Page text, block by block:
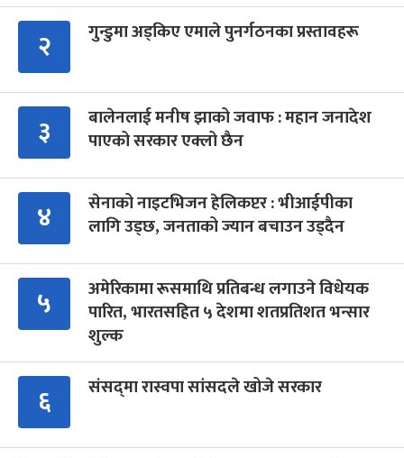
२ गुन्डुमा अड्किए एमाले पुनर्गठनका प्रस्तावहरू
३
बालेनलाई मनीष झाको जवाफ : महान जनादेश
पाएको सरकार एक्लो छैन
४
सेनाको नाइटभिजन हेलिकप्टर : भीआईपीका
लागि उड्छ, जनताको ज्यान बचाउन उड्दैन
५
अमेरिकामा रूसमाथि प्रतिबन्ध लगाउने विधेयक
पारित, भारतसहित ५ देशमा शतप्रतिशत भन्सार
शुल्क
६ संसद्‍मा रास्वपा सांसदले खोजे सरकार